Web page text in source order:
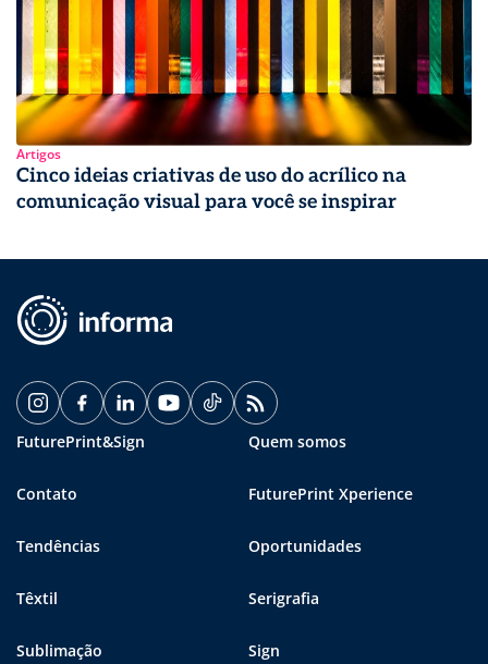
Artigos
Cinco ideias criativas de uso do acrílico na
comunicação visual para você se inspirar
FuturePrint&Sign Quem somos
Contato FuturePrint Xperience
Tendências Oportunidades
Têxtil Serigrafia
Sublimação Sign